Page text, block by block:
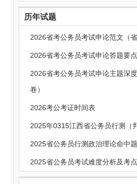
历年试题
2026省考公务员考试申论范文（省
2026省考公务员考试申论答题要
2026省考公务员考试申论主题深
卷）
2026考公考证时间表
2025年0315江西省公务员行测（
2025省公务员行测政治理论命中题
2025省公务员考试难度分析及考